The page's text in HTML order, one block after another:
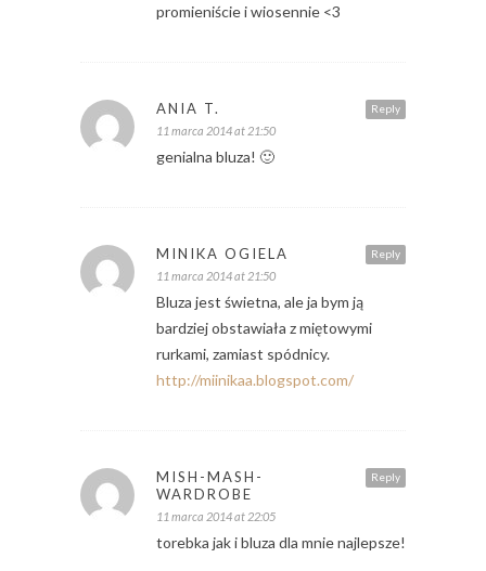
promieniście i wiosennie <3
Reply
ANIA T.
11 marca 2014 at 21:50
genialna bluza! 🙂
Reply
MINIKA OGIELA
11 marca 2014 at 21:50
Bluza jest świetna, ale ja bym ją
bardziej obstawiała z miętowymi
rurkami, zamiast spódnicy.
http://miinikaa.blogspot.com/
Reply
MISH-MASH-
WARDROBE
11 marca 2014 at 22:05
torebka jak i bluza dla mnie najlepsze!